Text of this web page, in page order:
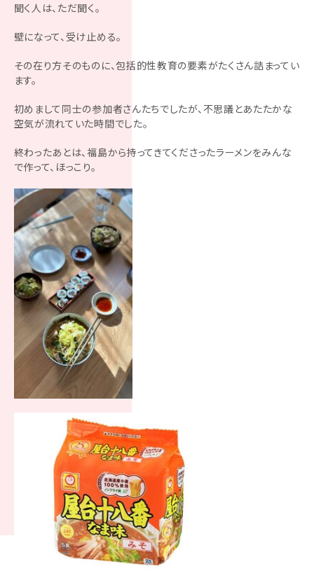
聞く人は、ただ聞く。
壁になって、受け止める。
その在り方そのものに、包括的性教育の要素がたくさん詰まってい
ます。
初めまして同士の参加者さんたちでしたが、不思議とあたたかな
空気が流れていた時間でした。
終わったあとは、福島から持ってきてくださったラーメンをみんな
で作って、ほっこり。